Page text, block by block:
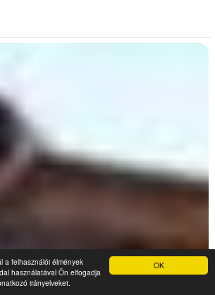
OK
a felhasználói élmények
használatával Ön elfogadja
irányelveket.